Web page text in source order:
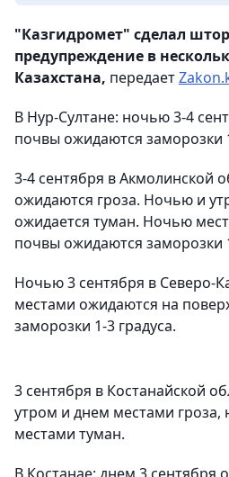
"Казгидромет" сделал
предупреждение в
Казахстана, передает
В Нур-Султане: ночью 3-4
почвы ожидаются заморозки
3-4 сентября в Акмолинской
ожидаются гроза. Ночью и
ожидается туман. Ночью
почвы ожидаются заморозки
Ночью 3 сентября в Северо-
местами ожидаются на
заморозки 1-3 градуса.
3 сентября в Костанайской
утром и днем местами
местами туман.